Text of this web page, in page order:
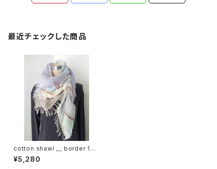
最近チェックした商品
cotton shawl __ border 160
甘雨w
¥5,280